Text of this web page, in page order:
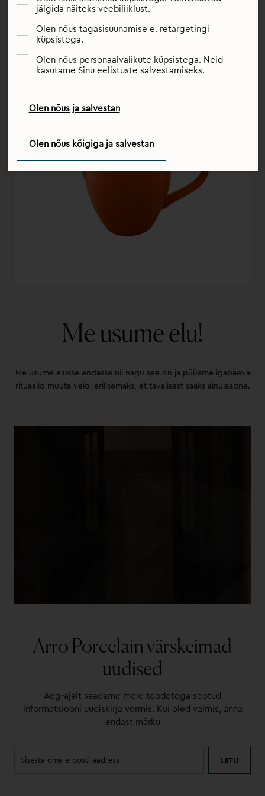
saadaksid teid terve elu.
Me usume elu!
Me usume elusse endasse nii nagu see on ja püüame igapäeva
rituaalid muuta veidi erilisemaks, et tavalisest saaks ainulaadne.
Arro Porcelain värskeimad
uudised
Aeg-ajalt saadame meie toodetega seotud
informatsiooni uudiskirja vormis. Kui oled valmis, anna
endast märku
LIITU
jälgida näiteks veebiliiklust.
Olen nõus tagasisuunamise e. retargetingi
küpsistega.
Olen nõus personaalvalikute küpsistega. Neid
kasutame Sinu eelistuste salvestamiseks.
Olen nõus ja salvestan
Olen nõus kõigiga ja salvestan